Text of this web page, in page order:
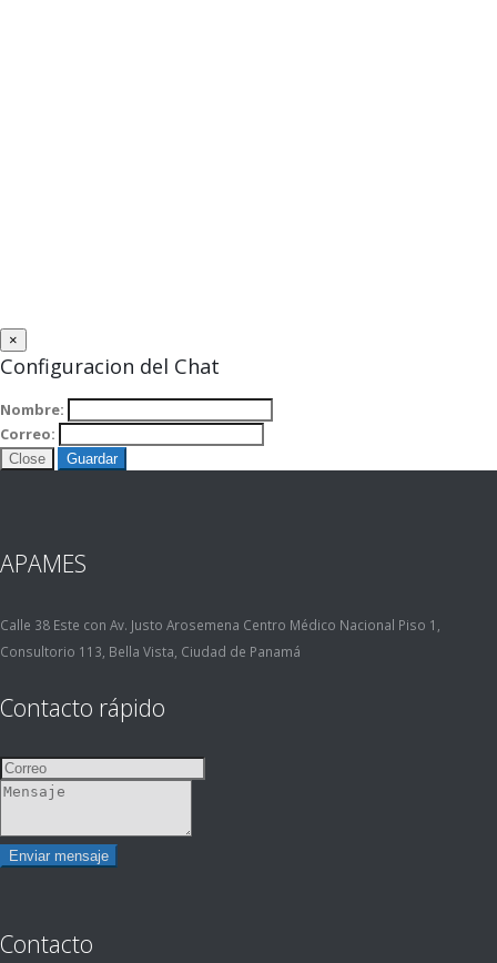
×
Configuracion del Chat
Nombre:
Correo:
Close Guardar
APAMES
Calle 38 Este con Av. Justo Arosemena Centro Médico Nacional Piso 1,
Consultorio 113, Bella Vista, Ciudad de Panamá
Contacto rápido
Contacto